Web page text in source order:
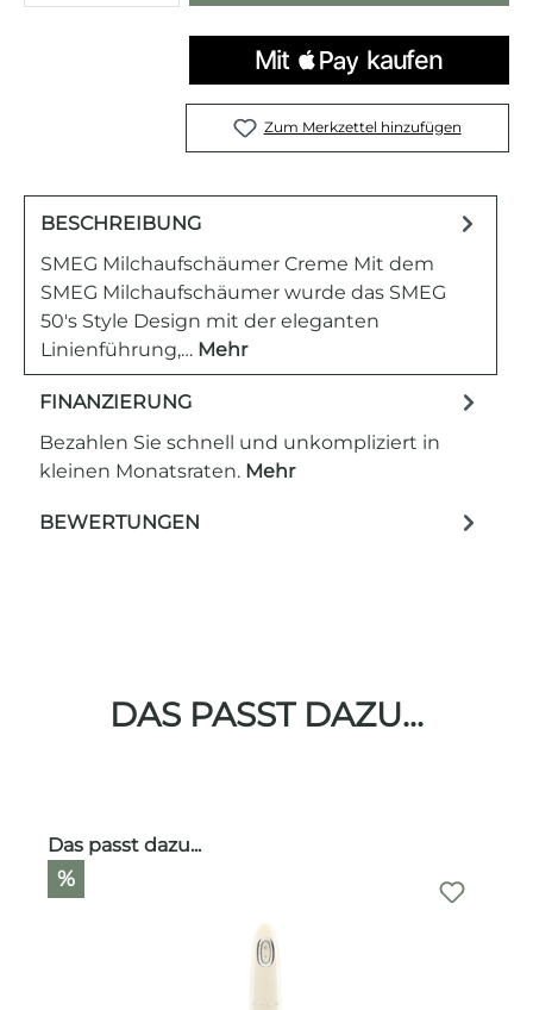
Zum Merkzettel hinzufügen
BESCHREIBUNG
SMEG Milchaufschäumer Creme Mit dem
SMEG Milchaufschäumer wurde das SMEG
50's Style Design mit der eleganten
Linienführung,… Mehr
FINANZIERUNG
Bezahlen Sie schnell und unkompliziert in
kleinen Monatsraten. Mehr
BEWERTUNGEN
DAS PASST DAZU...
Produktgalerie überspringen
Das passt dazu...
%